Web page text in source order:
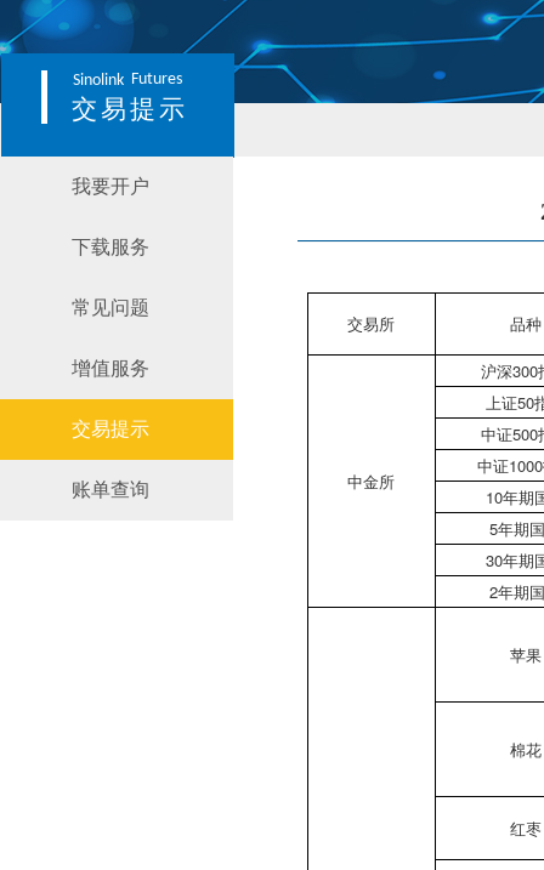
Sinolink Futures
交易提示
我要开户
下载服务
常见问题
增值服务
交易提示
账单查询
交易所 品种
中金所
沪深300
上证50
中证500
中证
10年期
5年期
30年期
2年期
苹果
棉花
红枣